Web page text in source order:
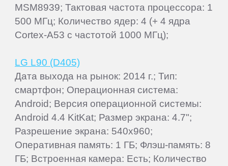
MSM8939; Тактовая частота процессора: 1
500 МГц; Количество ядер: 4 (+ 4 ядра
Cortex-A53 с частотой 1000 МГц);
LG L90 (D405)
Дата выхода на рынок: 2014 г.; Тип:
смартфон; Операционная система:
Android; Версия операционной системы:
Android 4.4 KitKat; Размер экрана: 4.7";
Разрешение экрана: 540x960;
Оперативная память: 1 ГБ; Флэш-память: 8
ГБ; Встроенная камера: Есть; Количество